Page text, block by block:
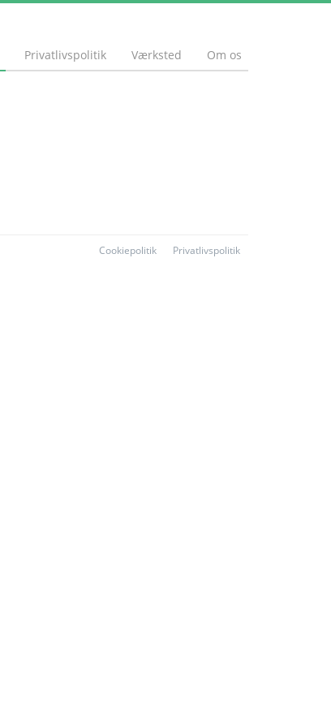
Privatlivspolitik Værksted Om os
Cookiepolitik Privatlivspolitik